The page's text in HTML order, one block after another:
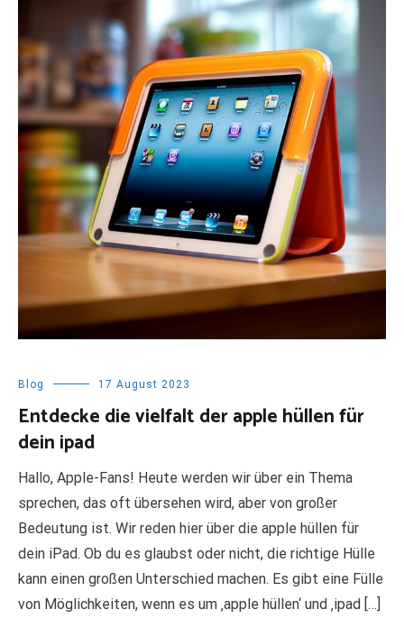
Blog 17 August 2023
Entdecke die vielfalt der apple hüllen für
dein ipad
Hallo, Apple-Fans! Heute werden wir über ein Thema
sprechen, das oft übersehen wird, aber von großer
Bedeutung ist. Wir reden hier über die apple hüllen für
dein iPad. Ob du es glaubst oder nicht, die richtige Hülle
kann einen großen Unterschied machen. Es gibt eine Fülle
von Möglichkeiten, wenn es um ‚apple hüllen‘ und ‚ipad […]